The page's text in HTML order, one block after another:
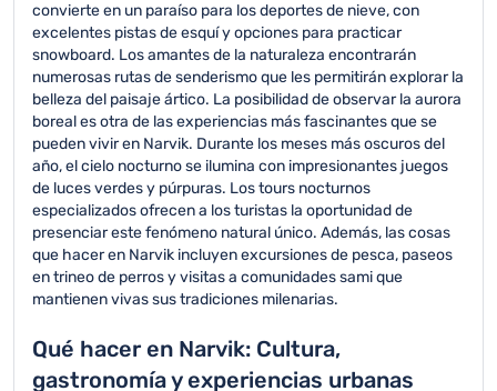
convierte en un paraíso para los deportes de nieve, con
excelentes pistas de esquí y opciones para practicar
snowboard. Los amantes de la naturaleza encontrarán
numerosas rutas de senderismo que les permitirán explorar la
belleza del paisaje ártico. La posibilidad de observar la aurora
boreal es otra de las experiencias más fascinantes que se
pueden vivir en Narvik. Durante los meses más oscuros del
año, el cielo nocturno se ilumina con impresionantes juegos
de luces verdes y púrpuras. Los tours nocturnos
especializados ofrecen a los turistas la oportunidad de
presenciar este fenómeno natural único. Además, las cosas
que hacer en Narvik incluyen excursiones de pesca, paseos
en trineo de perros y visitas a comunidades sami que
mantienen vivas sus tradiciones milenarias.
Qué hacer en Narvik: Cultura,
gastronomía y experiencias urbanas